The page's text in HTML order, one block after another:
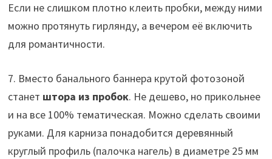
Если не слишком плотно клеить пробки, между ними
можно протянуть гирлянду, а вечером её включить
для романтичности.
7. Вместо банального баннера крутой фотозоной
станет штора из пробок. Не дешево, но прикольнее
и на все 100% тематическая. Можно сделать своими
руками. Для карниза понадобится деревянный
круглый профиль (палочка нагель) в диаметре 25 мм